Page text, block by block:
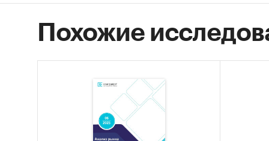
Похожие